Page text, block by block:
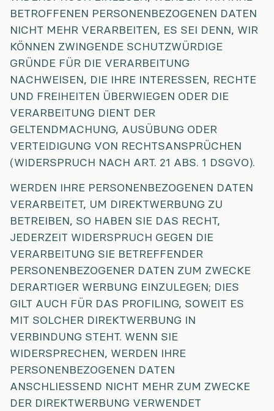
BETROFFENEN PERSONENBEZOGENEN DATEN
NICHT MEHR VERARBEITEN, ES SEI DENN, WIR
KÖNNEN ZWINGENDE SCHUTZWÜRDIGE
GRÜNDE FÜR DIE VERARBEITUNG
NACHWEISEN, DIE IHRE INTERESSEN, RECHTE
UND FREIHEITEN ÜBERWIEGEN ODER DIE
VERARBEITUNG DIENT DER
GELTENDMACHUNG, AUSÜBUNG ODER
VERTEIDIGUNG VON RECHTSANSPRÜCHEN
(WIDERSPRUCH NACH ART. 21 ABS. 1 DSGVO).
WERDEN IHRE PERSONENBEZOGENEN DATEN
VERARBEITET, UM DIREKTWERBUNG ZU
BETREIBEN, SO HABEN SIE DAS RECHT,
JEDERZEIT WIDERSPRUCH GEGEN DIE
VERARBEITUNG SIE BETREFFENDER
PERSONENBEZOGENER DATEN ZUM ZWECKE
DERARTIGER WERBUNG EINZULEGEN; DIES
GILT AUCH FÜR DAS PROFILING, SOWEIT ES
MIT SOLCHER DIREKTWERBUNG IN
VERBINDUNG STEHT. WENN SIE
WIDERSPRECHEN, WERDEN IHRE
PERSONENBEZOGENEN DATEN
ANSCHLIESSEND NICHT MEHR ZUM ZWECKE
DER DIREKTWERBUNG VERWENDET